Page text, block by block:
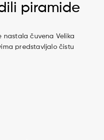
piramide
nastala čuvena Velika
predstavljalo čistu